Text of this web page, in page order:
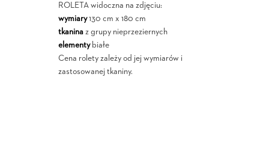
ROLETA widoczna na zdjęciu:
wymiary130 cm x 180 cm
tkaninaz grupy nieprzeziernych
elementybiałe
Cena rolety zależy od jej wymiarów i
zastosowanej tkaniny.